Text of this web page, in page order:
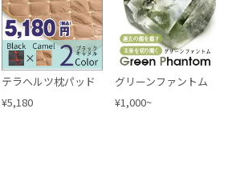
テラヘルツ枕パッド
¥5,180
グリーンファントム
¥1,000~